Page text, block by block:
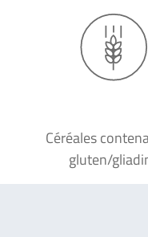
Céréales
gluten/